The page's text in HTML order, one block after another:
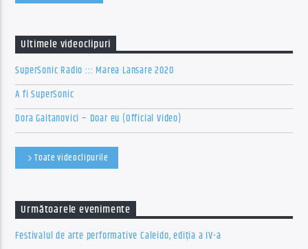
Ultimele videoclipuri
SuperSonic Radio ::: Marea Lansare 2020
A fi SuperSonic
Dora Gaitanovici – Doar eu (Official Video)
Toate videoclipurile
Următoarele evenimente
Festivalul de arte performative Caleido, ediția a IV-a